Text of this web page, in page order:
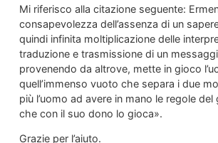
Mi riferisco alla citazione seguente:
consapevolezza dell’assenza di un
quindi infinita moltiplicazione delle
traduzione e trasmissione di un
provenendo da altrove, mette in gioco
quell’immenso vuoto che separa i due
più l’uomo ad avere in mano le regole del
che con il suo dono lo gioca».
Grazie per l’aiuto.